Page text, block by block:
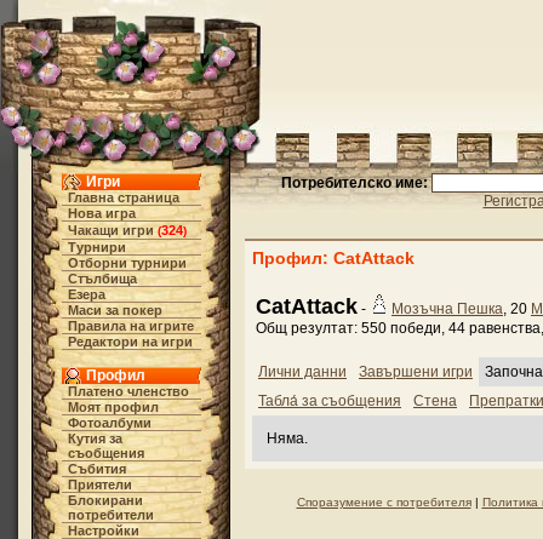
Игри
Главна страница
Нова игра
Чакащи игри (324)
Турнири
Отборни турнири
Стълбища
Езера
Маси за покер
Правила на игрите
Редактори на игри
Профил
Платено членство
Моят профил
Фотоалбуми
Кутия за
съобщения
Събития
Приятели
Блокирани
потребители
Настройки
Потребителско име:
Профил: CatAttack
CatAttack - Мозъчна Пешка, 20
Общ резултат: 550 победи, 44
Лични данни Завършени игри
Табла́ за съобщения
Стена Препратки
Няма.
Споразумение с потребителя| Политика